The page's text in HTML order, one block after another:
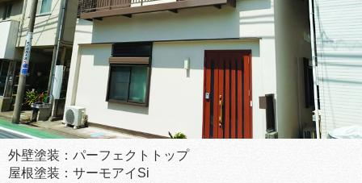
外壁塗装：パーフェクトトップ
屋根塗装：サーモアイSi